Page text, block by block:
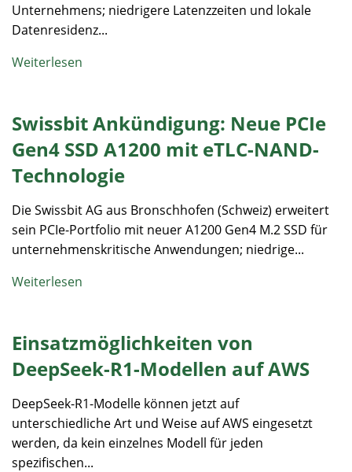
Unternehmens; niedrigere Latenzzeiten und lokale
Datenresidenz...
Weiterlesen
Swissbit Ankündigung: Neue PCIe
Gen4 SSD A1200 mit eTLC-NAND-
Technologie
Die Swissbit AG aus Bronschhofen (Schweiz) erweitert
sein PCIe-Portfolio mit neuer A1200 Gen4 M.2 SSD für
unternehmenskritische Anwendungen; niedrige...
Weiterlesen
Einsatzmöglichkeiten von
DeepSeek-R1-Modellen auf AWS
DeepSeek-R1-Modelle können jetzt auf
unterschiedliche Art und Weise auf AWS eingesetzt
werden, da kein einzelnes Modell für jeden
spezifischen...